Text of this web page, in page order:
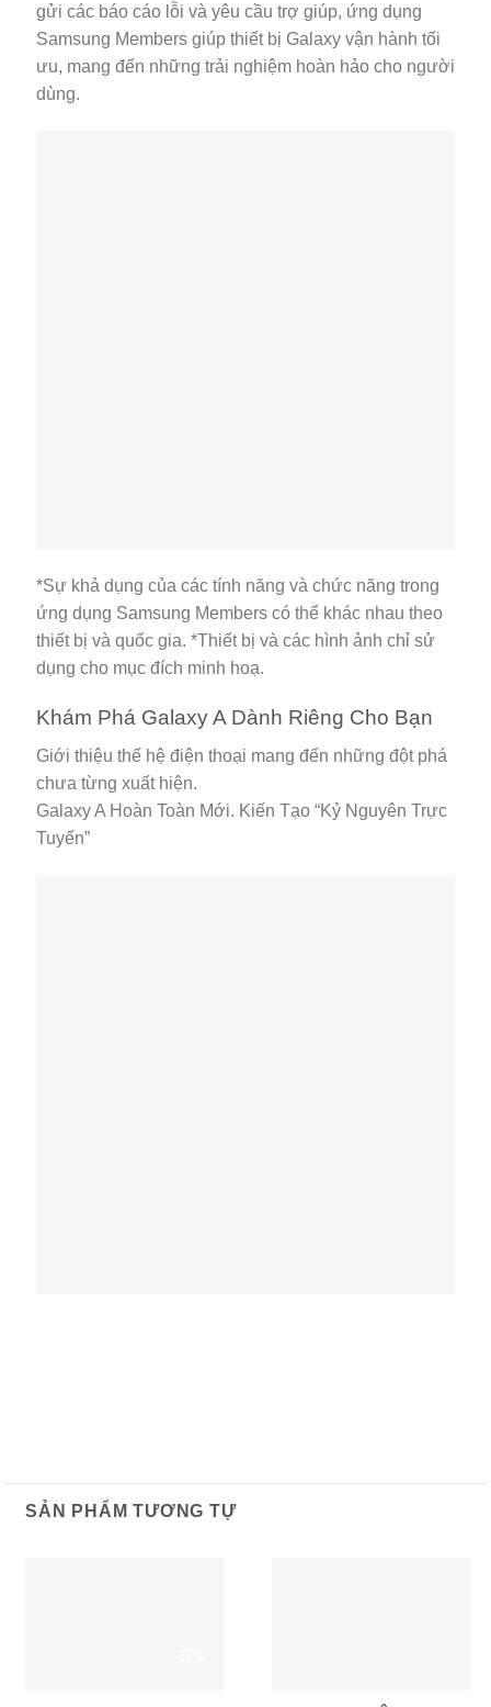
gửi các báo cáo lỗi và yêu cầu trợ giúp, ứng dụng
Samsung Members giúp thiết bị Galaxy vận hành tối
ưu, mang đến những trải nghiệm hoàn hảo cho người
dùng.
*Sự khả dụng của các tính năng và chức năng trong
ứng dụng Samsung Members có thể khác nhau theo
thiết bị và quốc gia. *Thiết bị và các hình ảnh chỉ sử
dụng cho mục đích minh hoạ.
Khám Phá Galaxy A Dành Riêng Cho Bạn
Giới thiệu thế hệ điện thoại mang đến những đột phá
chưa từng xuất hiện.
Galaxy A Hoàn Toàn Mới. Kiến Tạo “Kỷ Nguyên Trực
Tuyến”
SẢN PHẨM TƯƠNG TỰ